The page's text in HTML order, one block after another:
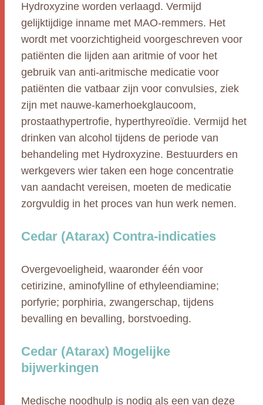
Hydroxyzine worden verlaagd. Vermijd
gelijktijdige inname met MAO-remmers. Het
wordt met voorzichtigheid voorgeschreven voor
patiënten die lijden aan aritmie of voor het
gebruik van anti-aritmische medicatie voor
patiënten die vatbaar zijn voor convulsies, ziek
zijn met nauwe-kamerhoekglaucoom,
prostaathypertrofie, hyperthyreoïdie. Vermijd het
drinken van alcohol tijdens de periode van
behandeling met Hydroxyzine. Bestuurders en
werkgevers wier taken een hoge concentratie
van aandacht vereisen, moeten de medicatie
zorgvuldig in het proces van hun werk nemen.
Cedar (Atarax) Contra-indicaties
Overgevoeligheid, waaronder één voor
cetirizine, aminofylline of ethyleendiamine;
porfyrie; porphiria, zwangerschap, tijdens
bevalling en bevalling, borstvoeding.
Cedar (Atarax) Mogelijke
bijwerkingen
Medische noodhulp is nodig als een van deze